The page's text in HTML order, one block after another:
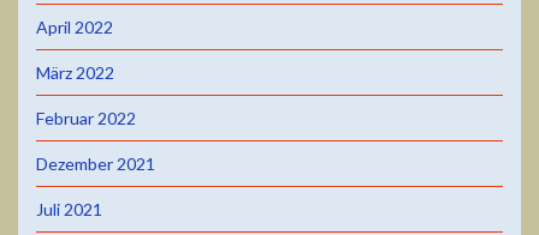
April 2022
März 2022
Februar 2022
Dezember 2021
Juli 2021